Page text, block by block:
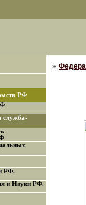
РФ
служба-
РФ.
и Науки РФ.
»